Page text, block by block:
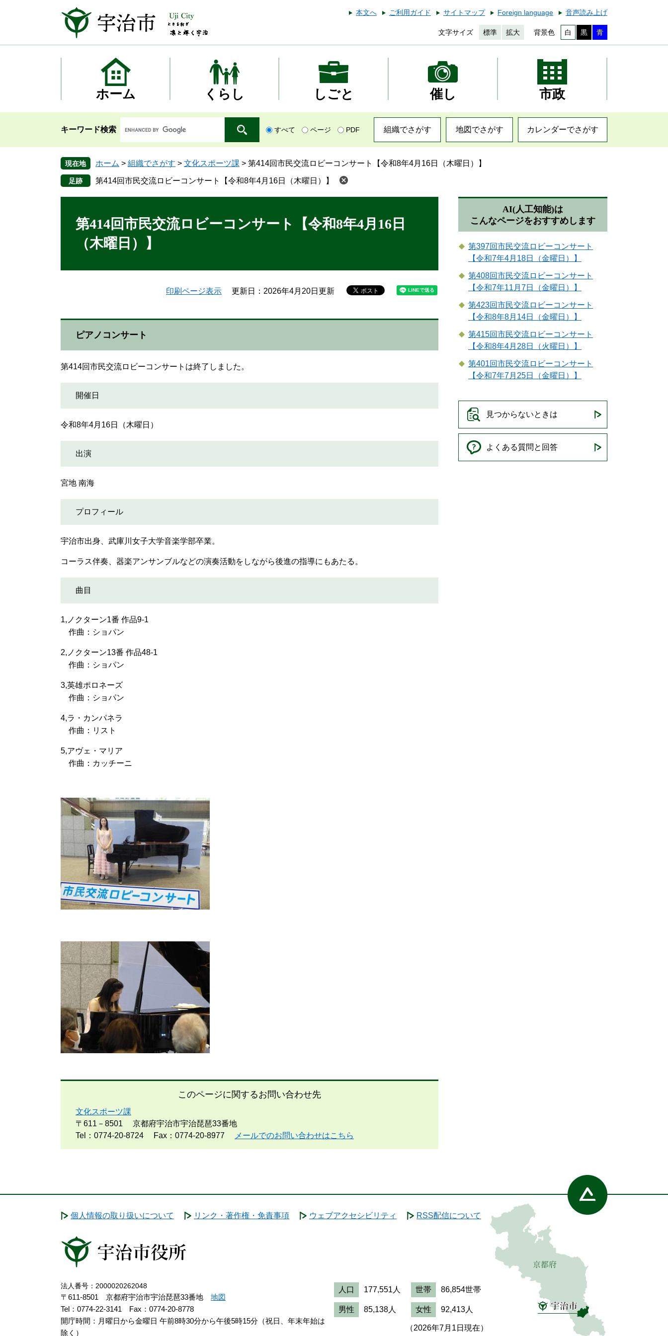
本
本文へ ご利用ガイド サイトマップ Foreign language 音声読み上げ
文字サイズ 標準 拡大 背景色 白 黒 青
ホーム くらし しごと 催し 市政
キーワード検索 すべて ページ PDF 組織でさがす 地図でさがす カレンダーでさがす
現在地 ホーム > 組織でさがす > 文化スポーツ課 > 第414回市民交流ロビーコンサート【令和8年4月16日（木曜日）】
第414回市民交流ロビーコンサート【令和8年4月16日（木曜日）】
第414回市民交流ロビーコンサート【令和8年4月16日
（木曜日）】
印刷ページ表示 更新日：2026年4月20日更新
ピアノコンサート
第414回市民交流ロビーコンサートは終了しました。
開催日
令和8年4月16日（木曜日）
出演
宮地 南海
プロフィール
宇治市出身、武庫川女子大学音楽学部卒業​。
コーラス伴奏、器楽アンサンブルなどの演奏活動をしながら後進の指導にもあたる。
曲目
1,ノクターン1番 作品9-1
作曲：ショパン
2,ノクターン13番 作品48-1
作曲：ショパン
3,英雄ポロネーズ
作曲：ショパン
4,ラ・カンパネラ
作曲：リスト
5,アヴェ・マリア
作曲：カッチーニ
このページに関するお問い合わせ先
文化スポーツ課
〒611－8501
京都府宇治市宇治琵琶33番地
Tel：0774-20-8724
Fax：0774-20-8977 メールでのお問い合わせはこちら
AI(人工知能)は
こんなページをおすすめします
第397回市民交流ロビーコンサート
【令和7年4月18日（金曜日）】
第408回市民交流ロビーコンサート
【令和7年11月7日（金曜日）】
第423回市民交流ロビーコンサート
【令和8年8月14日（金曜日）】
第415回市民交流ロビーコンサート
【令和8年4月28日（火曜日）】
第401回市民交流ロビーコンサート
【令和7年7月25日（金曜日）】
見つからないときは
よくある質問と回答
個人情報の取り扱いについて リンク・著作権・免責事項 ウェブアクセシビリティ RSS配信について
法人番号：2000020262048
〒611-8501 京都府宇治市宇治琵琶33番地 地図
Tel：0774-22-3141
Fax：0774-20-8778
開庁時間：月曜日から金曜日 午前8時30分から午後5時15分（祝日、年末年始は
除く）
人口 177,551人 世帯 86,854世帯
男性 85,138人 女性 92,413人
（2026年7月1日現在）